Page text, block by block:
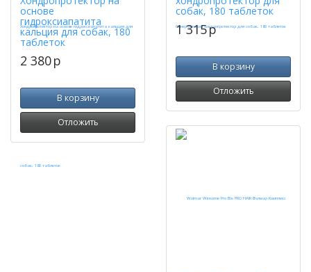
основе
гидроксиапатита
кальция для собак, 180
таблеток
2 380p
В корзину
Отложить
собак, 180 таблеток
1 315p
В корзину
Отложить